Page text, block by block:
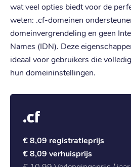
wat veel opties biedt voor de
weten: .cf-domeinen
domeinvergrendeling en geen
Names (IDN). Deze
ideaal voor gebruikers die
hun domeininstellingen.
.cf
€ 8,09 registratieprijs
€ 8,09 verhuisprijs